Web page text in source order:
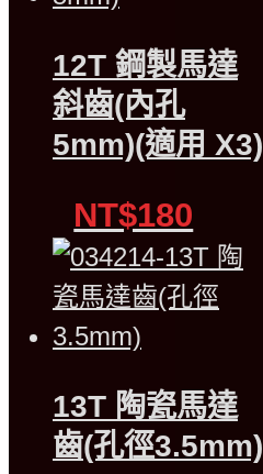
12T 鋼製馬達
斜齒(內孔
5mm)(適用 X3)
NT$180
13T 陶瓷馬達
齒(孔徑3.5mm)